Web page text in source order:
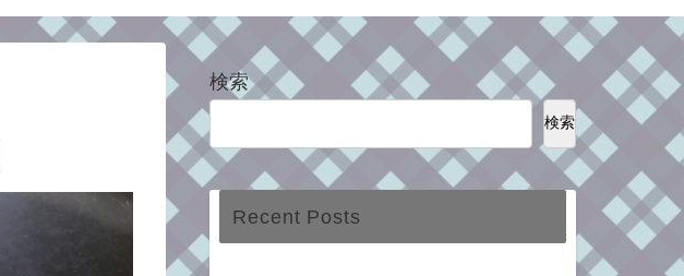
検索
検索
Recent Posts